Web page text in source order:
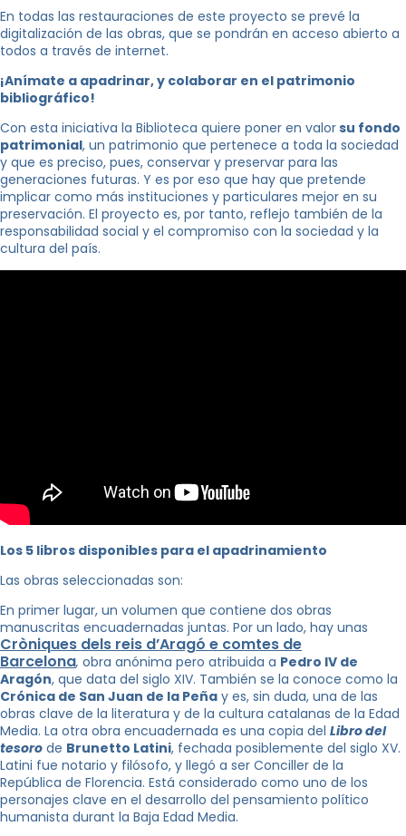
En todas las restauraciones de este proyecto se prevé la
digitalización de las obras, que se pondrán en acceso abierto a
todos a través de internet.
¡Anímate a apadrinar, y colaborar en el patrimonio
bibliográfico!
Con esta iniciativa la Biblioteca quiere poner en valorsu fondo
patrimonial, un patrimonio que pertenece a toda la sociedad
y que es preciso, pues, conservar y preservar para las
generaciones futuras. Y es por eso que hay que pretende
implicar como más instituciones y particulares mejor en su
preservación. El proyecto es, por tanto, reflejo también de la
responsabilidad social y el compromiso con la sociedad y la
cultura del país.
Los 5 libros disponibles para el apadrinamiento
Las obras seleccionadas son:
En primer lugar, un volumen que contiene dos obras
manuscritas encuadernadas juntas. Por un lado, hay unas
Cròniques dels reis d’Aragó e comtes de
Barcelona, obra anónima pero atribuida a Pedro IV de
Aragón, que data del siglo XIV. También se la conoce como la
Crónica de San Juan de la Peña y es, sin duda, una de las
obras clave de la literatura y de la cultura catalanas de la Edad
Media. La otra obra encuadernada es una copia del Libro del
tesoro de Brunetto Latini, fechada posiblemente del siglo XV.
Latini fue notario y filósofo, y llegó a ser Conciller de la
República de Florencia. Está considerado como uno de los
personajes clave en el desarrollo del pensamiento político
humanista durant la Baja Edad Media.